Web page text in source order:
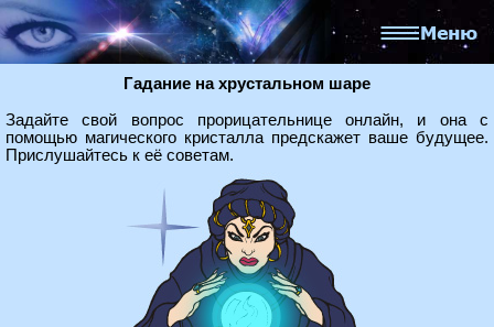
Гадание на хрустальном шаре
Задайте свой вопрос прорицательнице онлайн, и она с
помощью магического кристалла предскажет ваше будущее.
Прислушайтесь к её советам.